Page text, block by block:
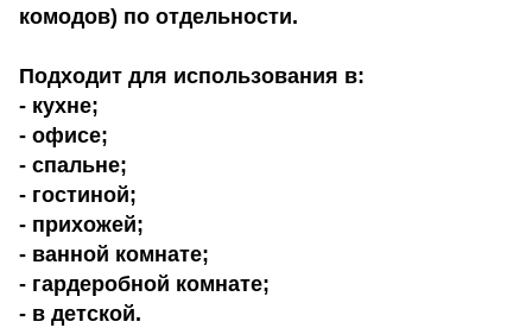
комодов) по отдельности.
Подходит для использования в:
- кухне;
- офисе;
- спальне;
- гостиной;
- прихожей;
- ванной комнате;
- гардеробной комнате;
- в детской.